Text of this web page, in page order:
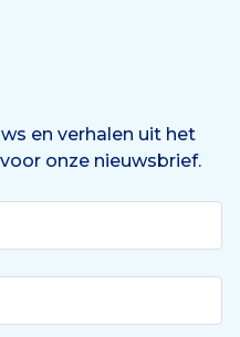
en verhalen uit het
onze nieuwsbrief.